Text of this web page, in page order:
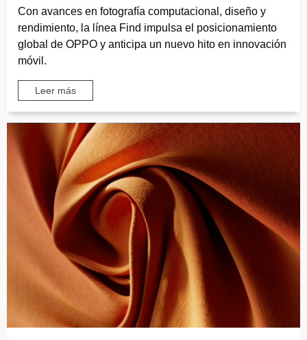
Con avances en fotografía computacional, diseño y
rendimiento, la línea Find impulsa el posicionamiento
global de OPPO y anticipa un nuevo hito en innovación
móvil.
Leer más